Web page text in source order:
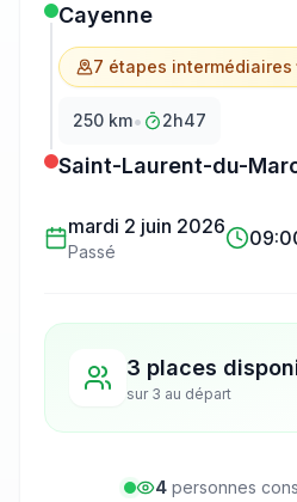
Cayenne
7 étapes intermédiaires
250 km• 2h47
Saint-Laurent-du-
mardi 2 juin 2026
Passé
3 places
sur 3 au départ
4personnes